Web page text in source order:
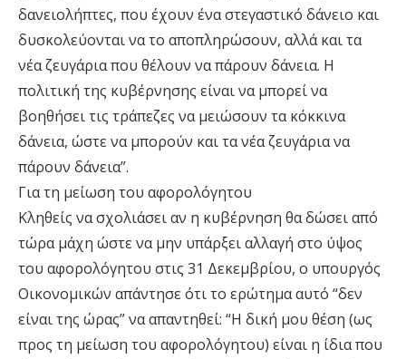
δανειολήπτες, που έχουν ένα στεγαστικό δάνειο και
δυσκολεύονται να το αποπληρώσουν, αλλά και τα
νέα ζευγάρια που θέλουν να πάρουν δάνεια. Η
πολιτική της κυβέρνησης είναι να μπορεί να
βοηθήσει τις τράπεζες να μειώσουν τα κόκκινα
δάνεια, ώστε να μπορούν και τα νέα ζευγάρια να
πάρουν δάνεια”.
Για τη μείωση του αφορολόγητου
Κληθείς να σχολιάσει αν η κυβέρνηση θα δώσει από
τώρα μάχη ώστε να μην υπάρξει αλλαγή στο ύψος
του αφορολόγητου στις 31 Δεκεμβρίου, ο υπουργός
Οικονομικών απάντησε ότι το ερώτημα αυτό “δεν
είναι της ώρας” να απαντηθεί: “Η δική μου θέση (ως
προς τη μείωση του αφορολόγητου) είναι η ίδια που